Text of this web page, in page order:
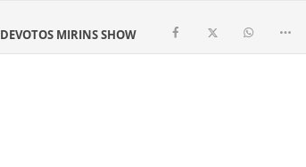
DEVOTOS MIRINS SHOW